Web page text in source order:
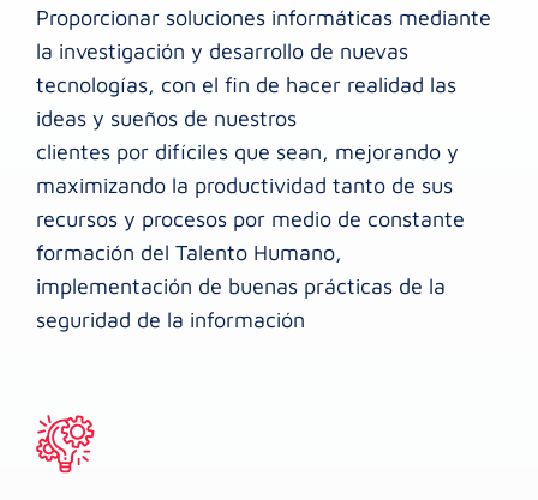
Proporcionar soluciones informáticas mediante
la investigación y desarrollo de nuevas
tecnologías, con el fin de hacer realidad las
ideas y sueños de nuestros
clientes por difíciles que sean, mejorando y
maximizando la productividad tanto de sus
recursos y procesos por medio de constante
formación del Talento Humano,
implementación de buenas prácticas de la
seguridad de la información